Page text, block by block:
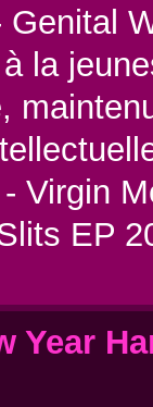
la
Virgin
EP
Year